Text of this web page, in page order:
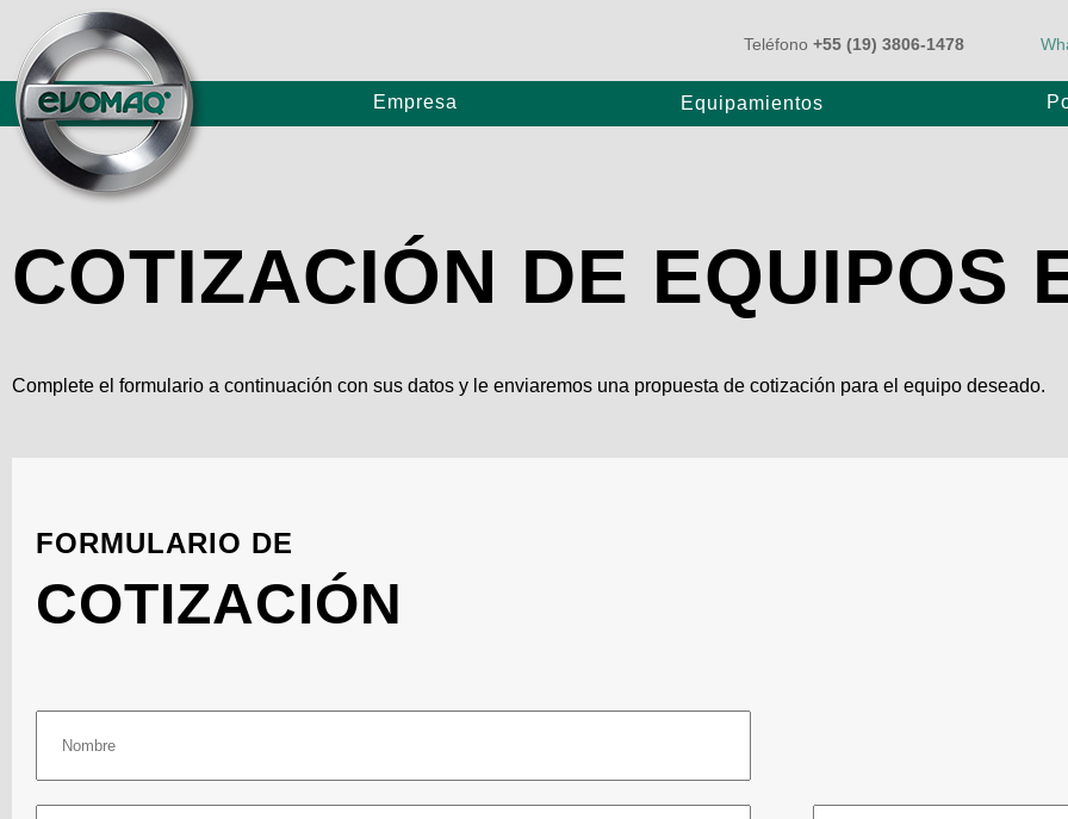
Teléfono +55 (19) 3806-1478
Empresa Equipamientos
Bomba sobre Orugas
Perforadoras de Hélice Continua de Gran Porte E80/20
Perforadoras de Hélice Continua de Pequeño Porte
COTIZACIÓN DE EQUIPOS
Complete el formulario a continuación con sus datos y le enviaremos una propuesta de cotización para el equipo deseado.
FORMULARIO DE
COTIZACIÓN